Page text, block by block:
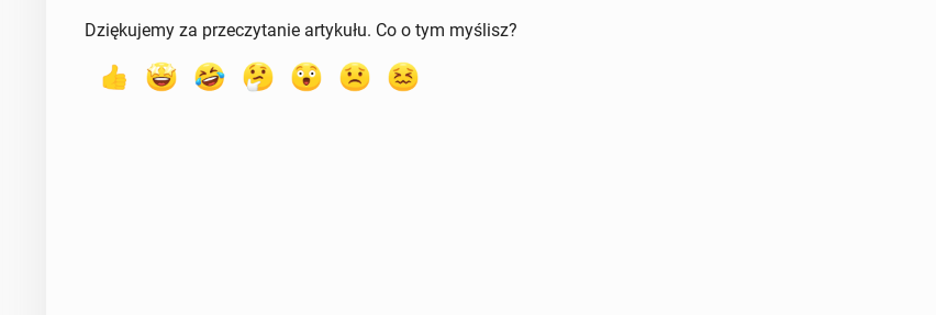
Dziękujemy za przeczytanie artykułu. Co o tym myślisz?